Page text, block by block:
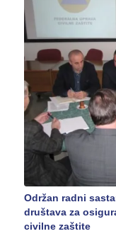
Održan radni
društava za
civilne zaštite